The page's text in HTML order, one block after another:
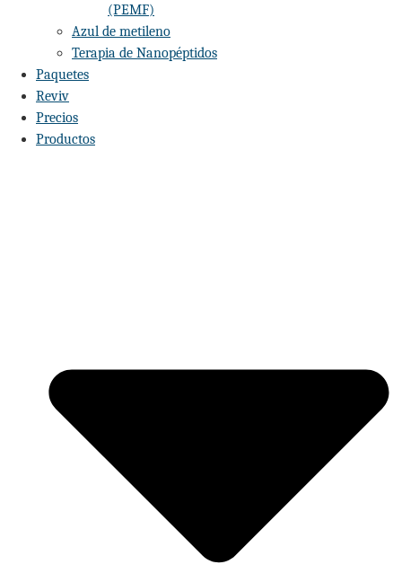
(PEMF)
Azul de metileno
Terapia de Nanopéptidos
Paquetes
Reviv
Precios
Productos